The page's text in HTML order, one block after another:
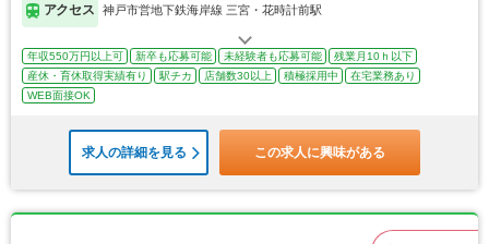
アクセス 神戸市営地下鉄海岸線 三宮・花時計前駅
年収550万円以上可 新卒も応募可能 未経験者も応募可能
残業月10ｈ以下
産休・育休取得実績有り
駅チカ 店舗数30以上 積極採用中
在宅業務あり
WEB面接OK
求人の詳細を見る この求人に興味がある